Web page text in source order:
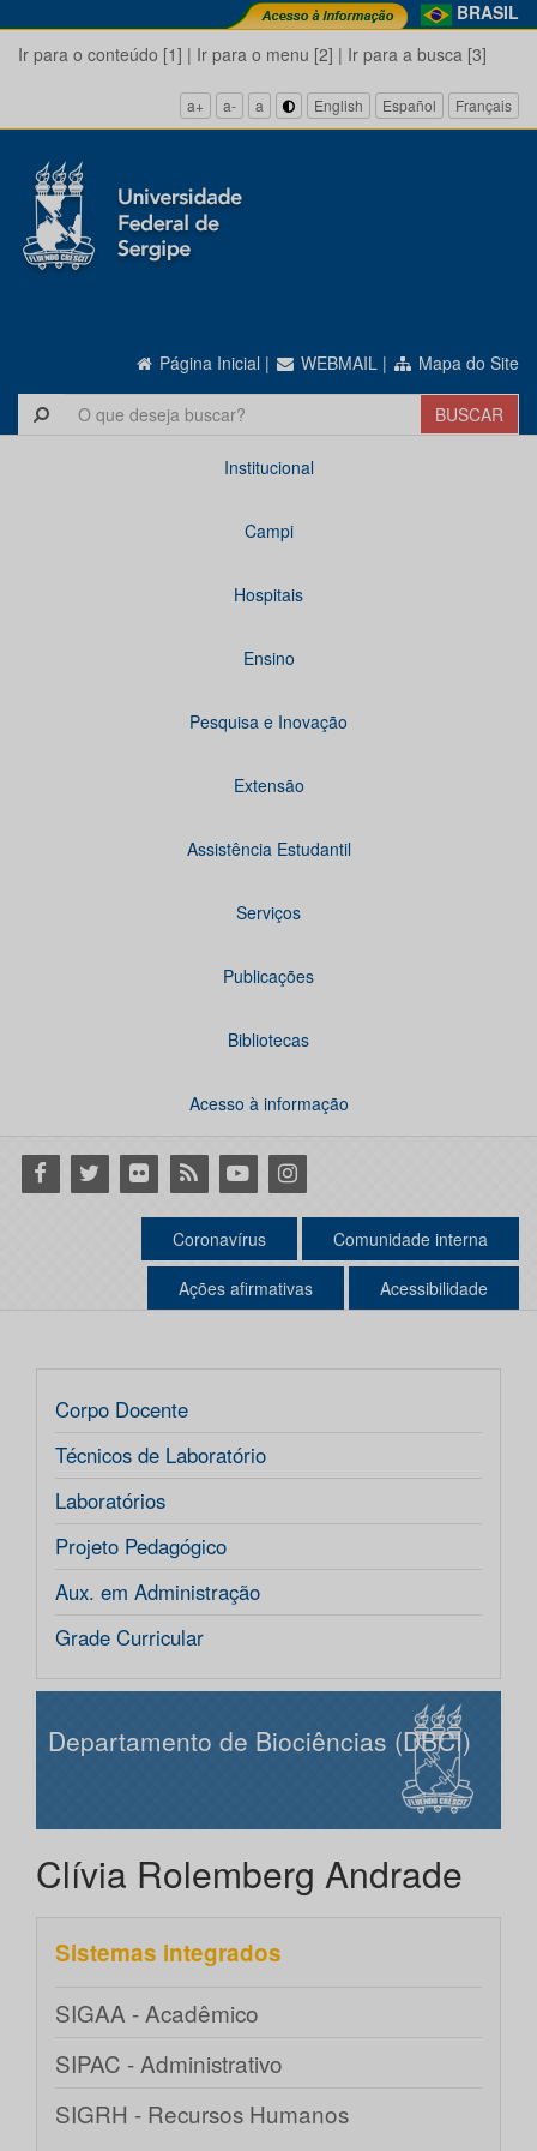
BRASIL
Ir para o conteúdo [1] | Ir para o menu [2] | Ir para a busca [3]
a+ a- a English Español Français
Página Inicial | WEBMAIL | Mapa do Site
Institucional
Campi
Hospitais
Ensino
Pesquisa e Inovação
Extensão
Assistência Estudantil
Serviços
Publicações
Bibliotecas
Acesso à informação
Facebook
Twitter Flickr RSS YoutubeInstagram
Coronavírus Comunidade interna
Ações afirmativas Acessibilidade
Corpo Docente
Técnicos de Laboratório
Laboratórios
Projeto Pedagógico
Aux. em Administração
Grade Curricular
Departamento de Biociências (DBCI)
Clívia Rolemberg Andrade
Sistemas integrados
SIGAA - Acadêmico
SIPAC - Administrativo
SIGRH - Recursos Humanos